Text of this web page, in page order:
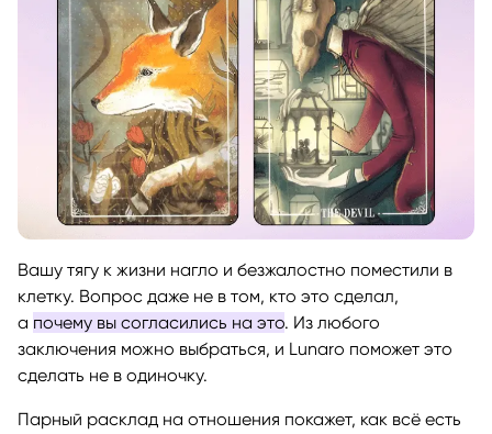
Вашу тягу к жизни нагло и безжалостно поместили в
клетку. Вопрос даже не в том, кто это сделал,
а почему вы согласились на это. Из любого
заключения можно выбраться, и Lunaro поможет это
сделать не в одиночку.
Парный расклад на отношения покажет, как всё есть